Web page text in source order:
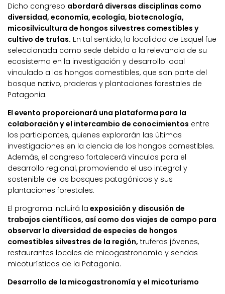
Dicho congreso abordará diversas disciplinas como
diversidad, economía, ecología, biotecnología,
micosilvicultura de hongos silvestres comestibles y
cultivo de trufas. En tal sentido, la localidad de Esquel fue
seleccionada como sede debido a la relevancia de su
ecosistema en la investigación y desarrollo local
vinculado a los hongos comestibles, que son parte del
bosque nativo, praderas y plantaciones forestales de
Patagonia.
El evento proporcionará una plataforma para la
colaboración y el intercambio de conocimientos entre
los participantes, quienes explorarán las últimas
investigaciones en la ciencia de los hongos comestibles.
Además, el congreso fortalecerá vínculos para el
desarrollo regional, promoviendo el uso integral y
sostenible de los bosques patagónicos y sus
plantaciones forestales.
El programa incluirá la exposición y discusión de
trabajos científicos, así como dos viajes de campo para
observar la diversidad de especies de hongos
comestibles silvestres de la región, truferas jóvenes,
restaurantes locales de micogastronomía y sendas
micoturísticas de la Patagonia.
Desarrollo de la micogastronomía y el micoturismo